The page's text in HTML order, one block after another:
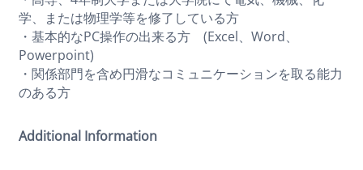
学、または物理学等を修了している方
・基本的なPC操作の出来る方 (Excel、Word、
Powerpoint)
・関係部門を含め円滑なコミュニケーションを取る能力
のある方
Additional Information